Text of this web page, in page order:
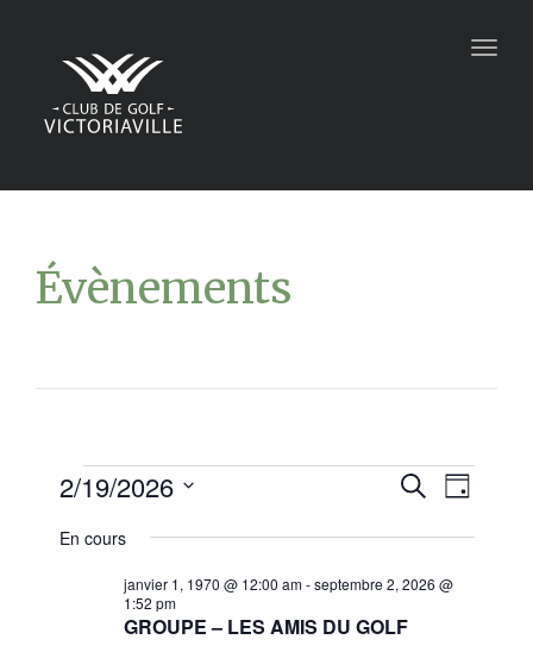
Évènements
et
de
Recherche
de
Jour
2/19/2026
une
En cours
GROUPE – LES AMIS DU GOLF
janvier 1, 1970 @ 12:00 am-septembre 2, 2026 @
1:52 pm